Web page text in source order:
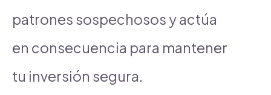
patrones sospechosos y actúa
en consecuencia para mantener
tu inversión segura.